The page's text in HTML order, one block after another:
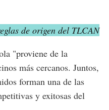
de origen del TLCAN
"proviene de la
más cercanos. Juntos,
forman una de las
y exitosas del